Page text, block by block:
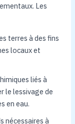
Les
terres à des fins
locaux et
liés à
le lessivage de
en eau.
nécessaires à